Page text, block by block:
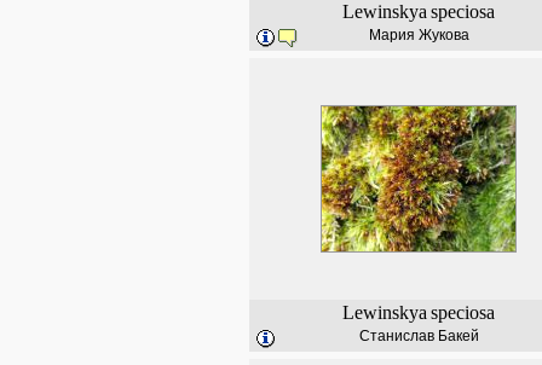
Lewinskya speciosa
Мария Жукова
Lewinskya speciosa
Станислав Бакей